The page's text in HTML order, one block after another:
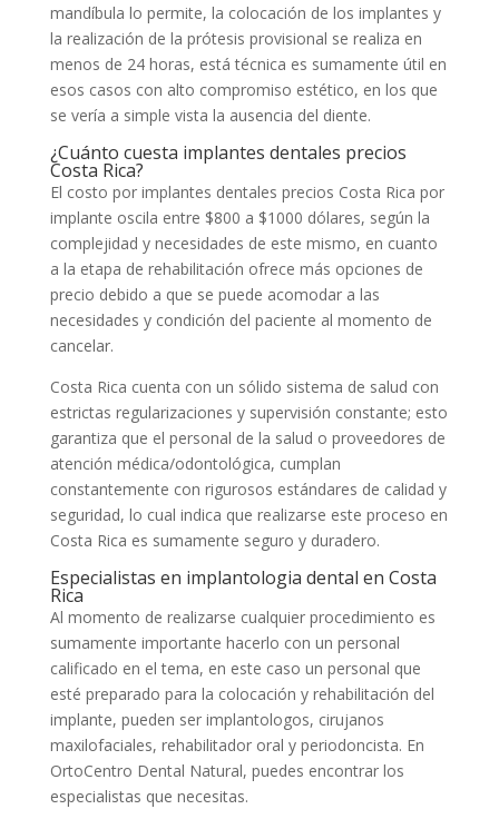
mandíbula lo permite, la colocación de los implantes y
la realización de la prótesis provisional se realiza en
menos de 24 horas, está técnica es sumamente útil en
esos casos con alto compromiso estético, en los que
se vería a simple vista la ausencia del diente.
¿Cuánto cuesta implantes dentales precios
Costa Rica?
El costo por implantes dentales precios Costa Rica por
implante oscila entre $800 a $1000 dólares, según la
complejidad y necesidades de este mismo, en cuanto
a la etapa de rehabilitación ofrece más opciones de
precio debido a que se puede acomodar a las
necesidades y condición del paciente al momento de
cancelar.
Costa Rica cuenta con un sólido sistema de salud con
estrictas regularizaciones y supervisión constante; esto
garantiza que el personal de la salud o proveedores de
atención médica/odontológica, cumplan
constantemente con rigurosos estándares de calidad y
seguridad, lo cual indica que realizarse este proceso en
Costa Rica es sumamente seguro y duradero.
Especialistas en implantologia dental en Costa
Rica
Al momento de realizarse cualquier procedimiento es
sumamente importante hacerlo con un personal
calificado en el tema, en este caso un personal que
esté preparado para la colocación y rehabilitación del
implante, pueden ser implantologos, cirujanos
maxilofaciales, rehabilitador oral y periodoncista. En
OrtoCentro Dental Natural, puedes encontrar los
especialistas que necesitas.